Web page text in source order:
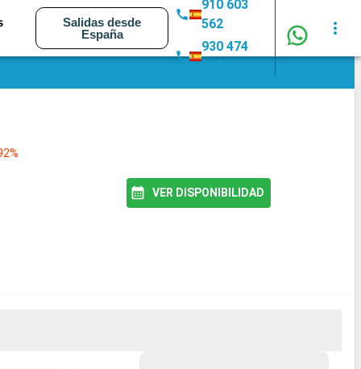
Salidas desde
España
910 603
562
930 474
VER DISPONIBILIDAD